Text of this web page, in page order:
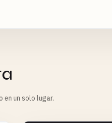
un solo lugar.